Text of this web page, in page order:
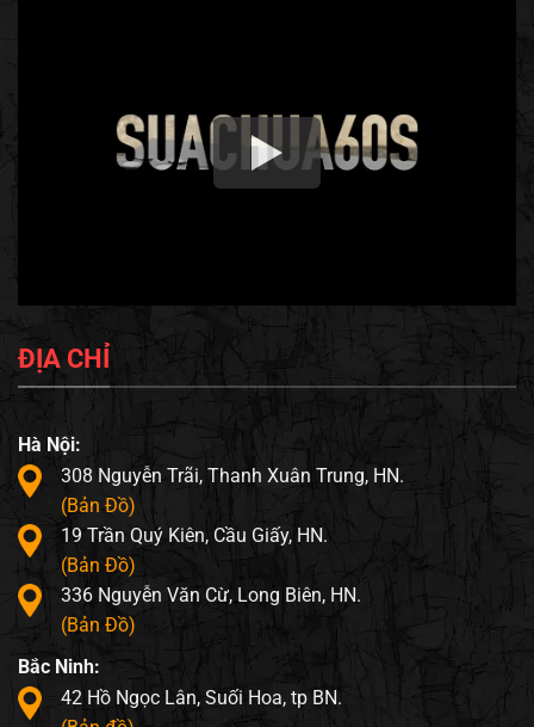
ĐỊA CHỈ
Hà Nội:
308 Nguyễn Trãi, Thanh Xuân Trung, HN.
(Bản Đồ)
19 Trần Quý Kiên, Cầu Giấy, HN.
(Bản Đồ)
336 Nguyễn Văn Cừ, Long Biên, HN.
(Bản Đồ)
Bắc Ninh:
42 Hồ Ngọc Lân, Suối Hoa, tp BN.